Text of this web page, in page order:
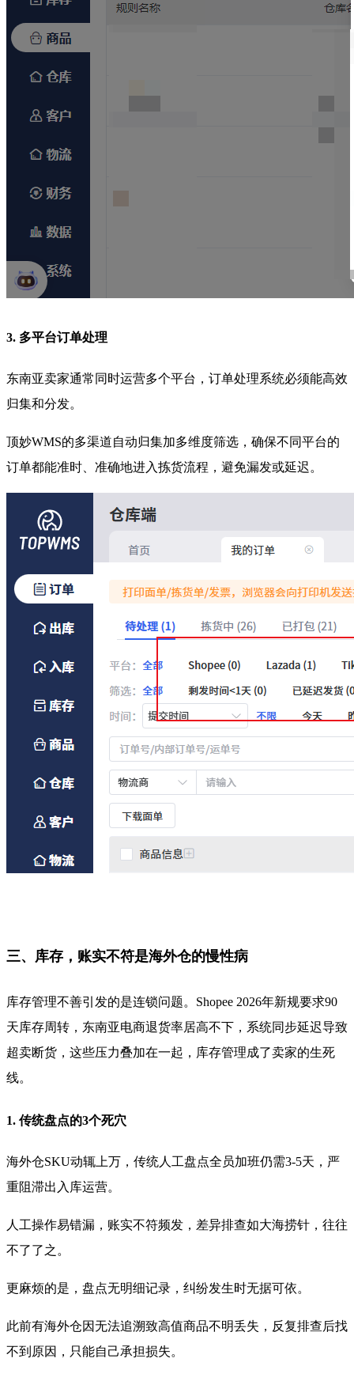
3. 多平台订单处理
东南亚卖家通常同时运营多个平台，订单处理系统必须能高效
归集和分发。
顶妙WMS的多渠道自动归集加多维度筛选，确保不同平台的
订单都能准时、准确地进入拣货流程，避免漏发或延迟。
三、库存，账实不符是海外仓的慢性病
库存管理不善引发的是连锁问题。Shopee 2026年新规要求90
天库存周转，东南亚电商退货率居高不下，系统同步延迟导致
超卖断货，这些压力叠加在一起，库存管理成了卖家的生死
线。
1. 传统盘点的3个死穴
海外仓SKU动辄上万，传统人工盘点全员加班仍需3-5天，严
重阻滞出入库运营。
人工操作易错漏，账实不符频发，差异排查如大海捞针，往往
不了了之。
更麻烦的是，盘点无明细记录，纠纷发生时无据可依。
此前有海外仓因无法追溯致高值商品不明丢失，反复排查后找
不到原因，只能自己承担损失。